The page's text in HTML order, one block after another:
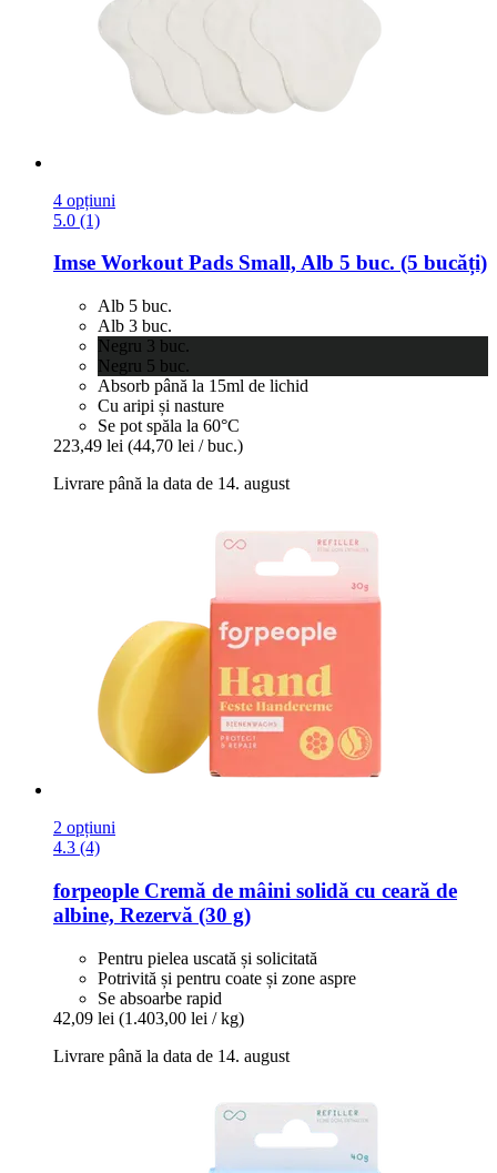
4 opțiuni
5.0 (1)
Imse Workout Pads Small, Alb 5 buc. (5 bucăți)
Alb 5 buc.
Alb 3 buc.
Negru 3 buc.
Negru 5 buc.
Absorb până la 15ml de lichid
Cu aripi și nasture
Se pot spăla la 60°C
223,49 lei (44,70 lei / buc.)
Livrare până la data de 14. august
2 opțiuni
4.3 (4)
forpeople Cremă de mâini solidă cu ceară de
albine, Rezervă (30 g)
Pentru pielea uscată și solicitată
Potrivită și pentru coate și zone aspre
Se absoarbe rapid
42,09 lei (1.403,00 lei / kg)
Livrare până la data de 14. august